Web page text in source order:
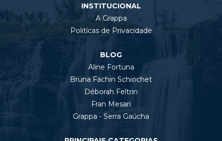
INSTITUCIONAL
A Grappa
Politícas de Privacidade
BLOG
Aline Fortuna
Bruna Fachin Schiochet
Déborah Feltrin
Fran Mesari
Grappa - Serra Gaúcha